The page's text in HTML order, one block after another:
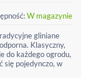
W magazynie
gliniane
Klasyczny,
do każdego ogrodu,
się pojedynczo, w